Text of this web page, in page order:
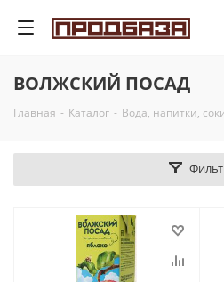
ВОЛЖСКИЙ ПОСАД
Главная - Каталог - Вода, напитки,